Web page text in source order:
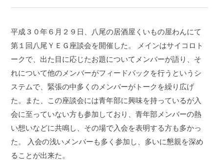
平成３０年６月２９日、八尾の居酒屋くいもの屋わんにて
第１回八尾ＹＥＧ座談会を開催した。
メインはサイコロト
ークで、出た目に応じたお題についてメンバーが語り、そ
れについて他のメンバーがフィードバックを行うというシ
ステムで、緊張の中多くのメンバーがトークを繰り広げ
た。また、この座談会には青年部に興味を持っているが入
会に至っていない方も参加しており、青年部メンバーの熱
い想いなどに共鳴し、その場で入会を表明する方も多かっ
た。
入会の浅いメンバーも多く参加し、多いに懇親を深め
ることが出来た。